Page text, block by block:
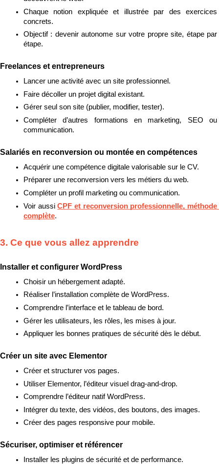
Chaque notion expliquée et illustrée par des exercices
concrets.
Objectif : devenir autonome sur votre propre site, étape par
étape.
Freelances et entrepreneurs
Lancer une activité avec un site professionnel.
Faire décoller un projet digital existant.
Gérer seul son site (publier, modifier, tester).
Compléter d’autres formations en marketing, SEO ou
communication.
Salariés en reconversion ou montée en compétences
Acquérir une compétence digitale valorisable sur le CV.
Préparer une reconversion vers les métiers du web.
Compléter un profil marketing ou communication.
Voir aussi CPF et reconversion professionnelle, méthode
complète.
3. Ce que vous allez apprendre
Installer et configurer WordPress
Choisir un hébergement adapté.
Réaliser l’installation complète de WordPress.
Comprendre l’interface et le tableau de bord.
Gérer les utilisateurs, les rôles, les mises à jour.
Appliquer les bonnes pratiques de sécurité dès le début.
Créer un site avec Elementor
Créer et structurer vos pages.
Utiliser Elementor, l’éditeur visuel drag-and-drop.
Comprendre l’éditeur natif WordPress.
Intégrer du texte, des vidéos, des boutons, des images.
Créer des pages responsive pour mobile.
Sécuriser, optimiser et référencer
Installer les plugins de sécurité et de performance.